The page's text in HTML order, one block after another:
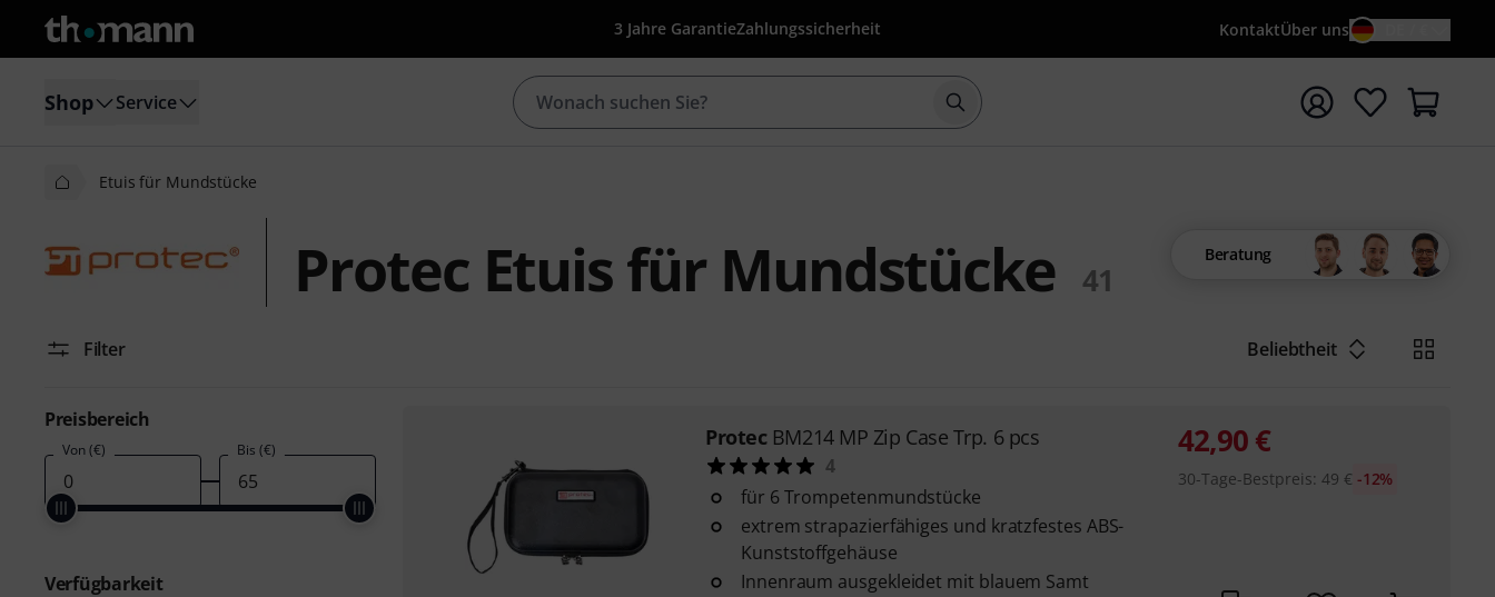
3 Jahre GarantieZahlungssicherheit KontaktÜber uns
Shop Service Suche mit Suchwort {searchTerm} starten
Etuis für Mundstücke
Protec Etuis für Mundstücke 41
Beratung
Filter Beliebtheit
Preisbereich
Von (€) Bis (€)
Verfügbarkeit
Protec BM214 MP Zip Case Trp. 6 pcs
4
für 6 Trompetenmundstücke
extrem strapazierfähiges und kratzfestes ABS-
Kunststoffgehäuse
Innenraum ausgekleidet mit blauem Samt
42,90€
30-Tage-Bestpreis:49 € -12%